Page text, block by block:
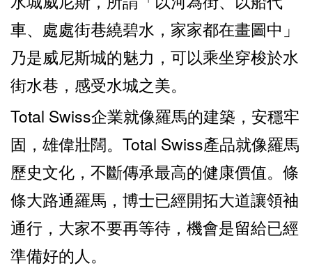
車、處處街巷繞碧水，家家都在畫圖中」
乃是威尼斯城的魅力，可以乘坐穿梭於水
街水巷，感受水城之美。
Total Swiss企業就像羅馬的建築，安穩牢
固，雄偉壯闊。Total Swiss產品就像羅馬
歷史文化，不斷傳承最高的健康價值。條
條大路通羅馬，博士已經開拓大道讓領袖
通行，大家不要再等待，機會是留給已經
準備好的人。